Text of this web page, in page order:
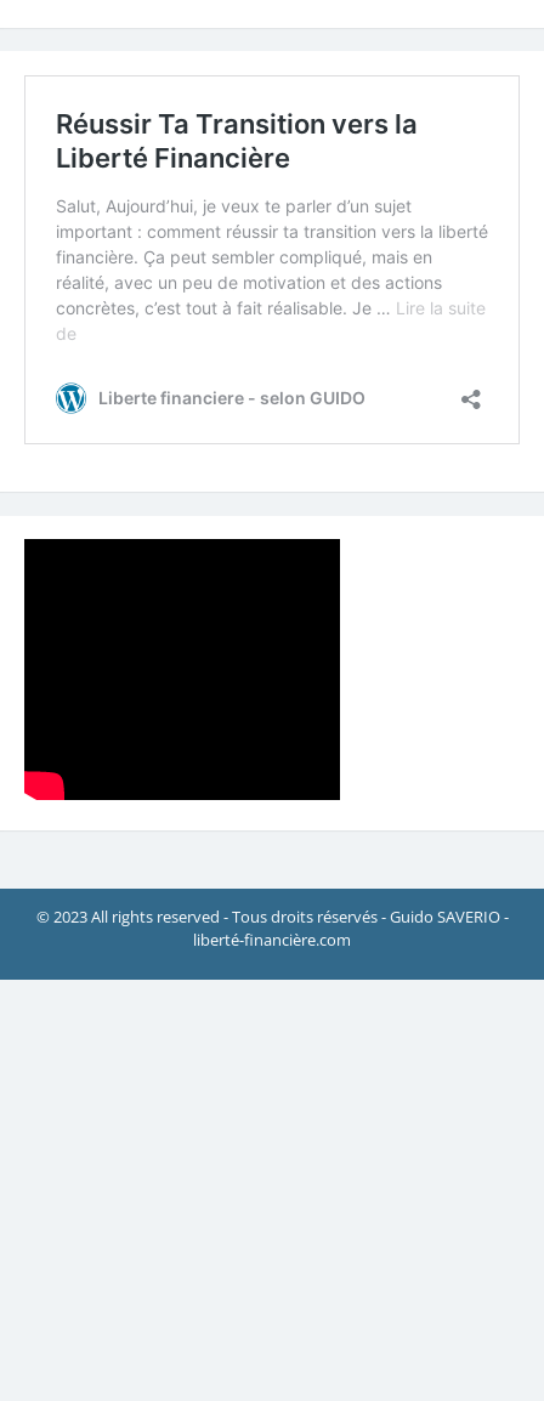
© 2023 All rights reserved - Tous droits réservés - Guido SAVERIO -
liberté-financière.com